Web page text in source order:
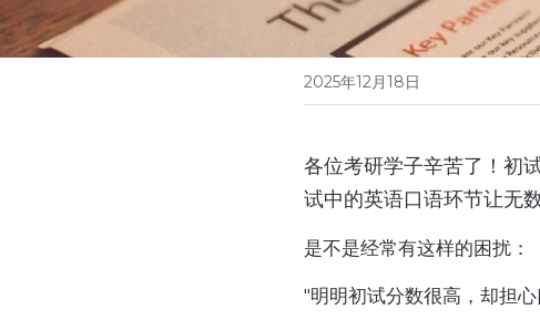
2025年12月18日
各位考研学子辛苦了！初
试中的英语口语环节让无
是不是经常有这样的困扰：
"明明初试分数很高，却担